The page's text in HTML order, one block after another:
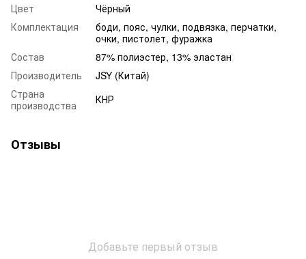
Цвет
Чёрный
Комплектация
боди, пояс, чулки, подвязка, перчатки,
очки, пистолет, фуражка
Состав
87% полиэстер, 13% эластан
Производитель
JSY (Китай)
Страна
производства
КНР
Отзывы
Добавьте первый отзыв